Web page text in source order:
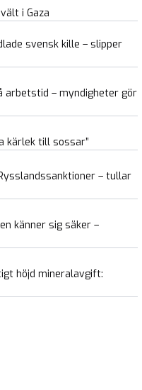
i Gaza
svensk kille – slipper
arbetstid – myndigheter gör
kärlek till sossar”
– tullar
känner sig säker –
höjd mineralavgift: